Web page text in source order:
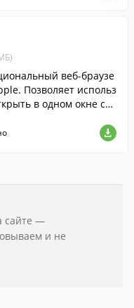
веб-браузе
Позволяет использ
в одном окне ср
искать текст на стр
сайте —
и не